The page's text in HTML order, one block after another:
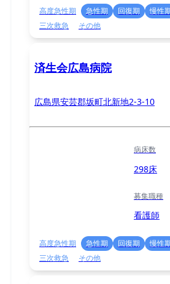
高度急性期 急性期 回復期 慢性
三次救急
その他
済生会広島病院
広島県安芸郡坂町北新地2-3-10
病床数
298床
募集職種
看護師
高度急性期 急性期 回復期 慢性
三次救急
その他